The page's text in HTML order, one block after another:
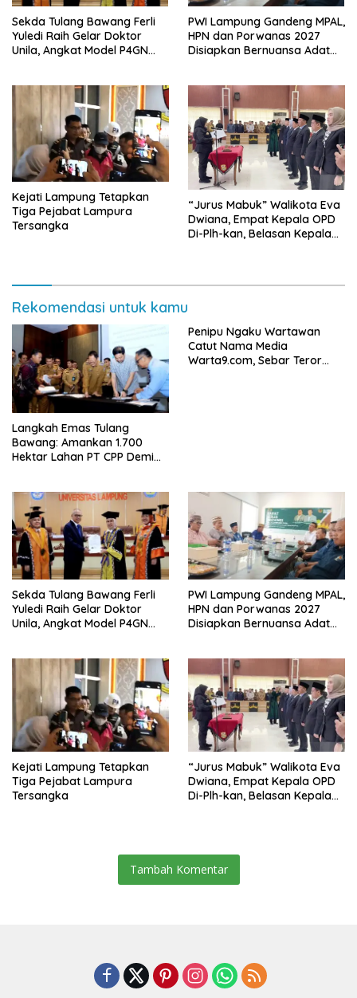
Sekda Tulang Bawang Ferli
Yuledi Raih Gelar Doktor
Unila, Angkat Model P4GN
PWI Lampung Gandeng MPAL,
HPN dan Porwanas 2027
Disiapkan Bernuansa Adat
Kejati Lampung Tetapkan
Tiga Pejabat Lampura
Tersangka
“Jurus Mabuk” Walikota Eva
Dwiana, Empat Kepala OPD
Di-Plh-kan, Belasan Kepala
Rekomendasi untuk kamu
Langkah Emas Tulang
Bawang: Amankan 1.700
Hektar Lahan PT CPP Demi
Penipu Ngaku Wartawan
Catut Nama Media
Warta9.com, Sebar Teror
Sekda Tulang Bawang Ferli
Yuledi Raih Gelar Doktor
Unila, Angkat Model P4GN
PWI Lampung Gandeng MPAL,
HPN dan Porwanas 2027
Disiapkan Bernuansa Adat
Kejati Lampung Tetapkan
Tiga Pejabat Lampura
Tersangka
“Jurus Mabuk” Walikota Eva
Dwiana, Empat Kepala OPD
Di-Plh-kan, Belasan Kepala
Tambah Komentar